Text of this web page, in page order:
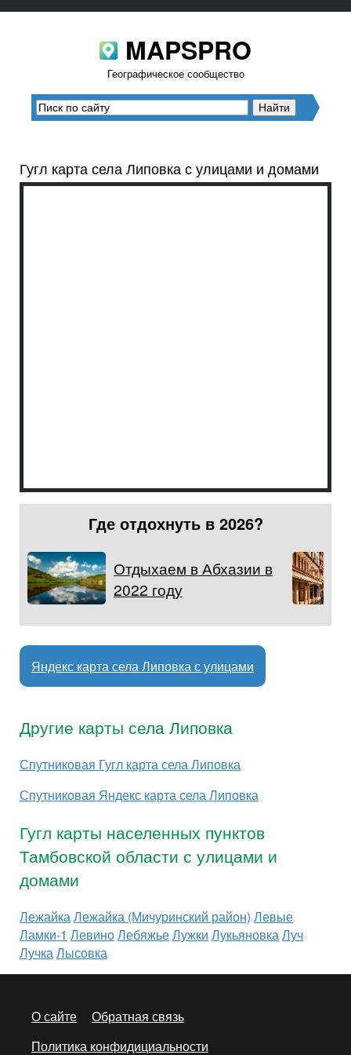
MAPSPRO
Географическое сообщество
Гугл карта села Липовка с улицами и домами
Где отдохнуть в 2026?
Отдыхаем в Абхазии в
2022 году
Яндекс карта села Липовка с улицами
Другие карты села Липовка
Спутниковая Гугл карта села Липовка
Спутниковая Яндекс карта села Липовка
Гугл карты населенных пунктов
Тамбовской области с улицами и
домами
Лежайка Лежайка (Мичуринский район) Левые
Ламки-1 ЛевиноЛебяжьеЛужки Лукьяновка Луч
Лучка Лысовка
О сайте
Обратная связь
Политика конфидициальности